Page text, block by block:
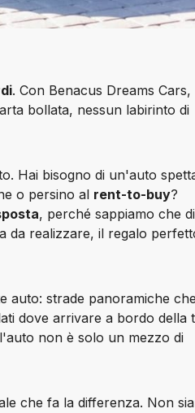
. Con Benacus Dreams Cars,
bollata, nessun labirinto di
Hai bisogno di un'auto
o persino al rent-to-buy?
, perché sappiamo che
da realizzare, il regalo
auto: strade panoramiche
dove arrivare a bordo della
non è solo un mezzo di
che fa la differenza. Non